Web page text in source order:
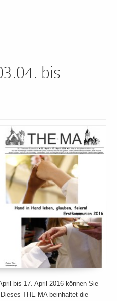
bis
bis 17. April 2016 können Sie
THE-MA beinhaltet die